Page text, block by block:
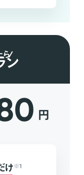
ら
ン
円
け ※1